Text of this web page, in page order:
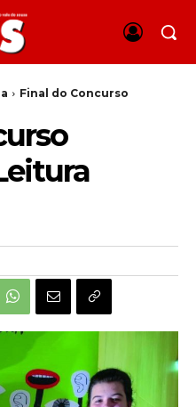
Final do Concurso